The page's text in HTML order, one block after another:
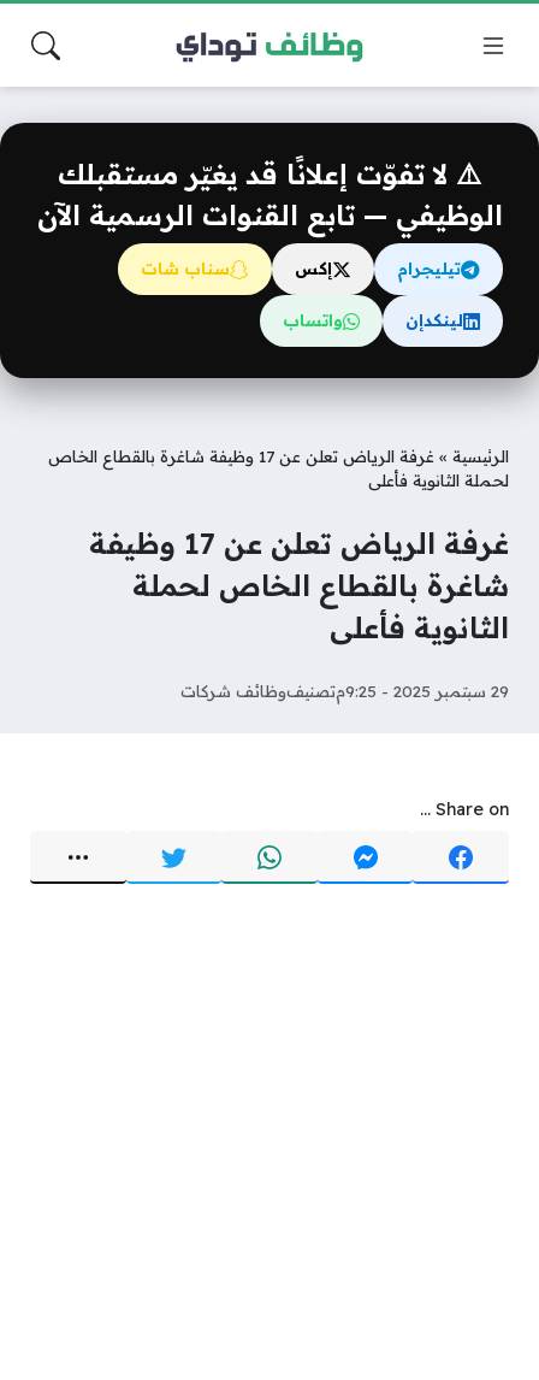
⚠️ لا تفوّت إعلانًا قد يغيّر مستقبلك
الوظيفي — تابع القنوات الرسمية الآن
تيليجرام إكس سناب شات
لينكدإن واتساب
الرئيسية »
غرفة الرياض تعلن عن 17 وظيفة شاغرة بالقطاع الخاص
لحملة الثانوية فأعلى
غرفة الرياض تعلن عن 17 وظيفة
شاغرة بالقطاع الخاص لحملة
الثانوية فأعلى
29 سبتمبر 2025 - 9:25م تصنيفوظائف شركات
Share on ...